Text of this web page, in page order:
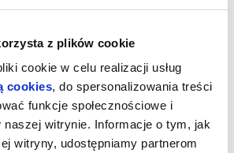
z plików cookie
cookie w celu realizacji usług
cookies, do spersonalizowania treści
funkcje społecznościowe i
naszej witrynie. Informacje o tym, jak
witryny, udostępniamy partnerom